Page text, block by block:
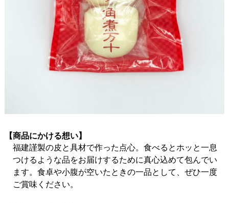
【商品にかける想い】
福建謹製の皮と具材で作った点心。食べるとホッと一息
つけるような品をお届けするために真心込めて包んでい
ます。食卓や小腹が空いたときの一品として、ぜひ一度
ご賞味ください。